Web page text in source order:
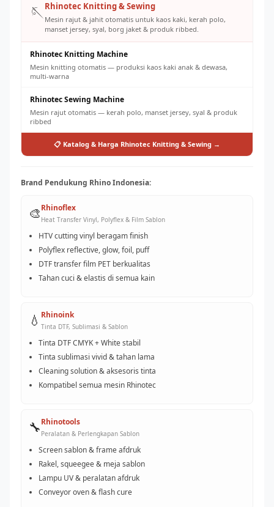
🪡Rhinotec Knitting & Sewing
Mesin rajut & jahit otomatis untuk kaos kaki, kerah polo,
manset jersey, syal, borg jaket & produk ribbed.
Rhinotec Knitting Machine
Mesin knitting otomatis — produksi kaos kaki anak & dewasa,
multi-warna
Rhinotec Sewing Machine
Mesin rajut otomatis — kerah polo, manset jersey, syal & produk
ribbed
📋 Katalog & Harga Rhinotec Knitting & Sewing →
Brand Pendukung Rhino Indonesia:
🎨Rhinoflex
Heat Transfer Vinyl, Polyflex & Film Sablon
HTV cutting vinyl beragam finish
Polyflex reflective, glow, foil, puff
DTF transfer film PET berkualitas
Tahan cuci & elastis di semua kain
💧 Rhinoink
Tinta DTF, Sublimasi & Sablon
Tinta DTF CMYK + White stabil
Tinta sublimasi vivid & tahan lama
Cleaning solution & aksesoris tinta
Kompatibel semua mesin Rhinotec
🔧Rhinotools
Peralatan & Perlengkapan Sablon
Screen sablon & frame afdruk
Rakel, squeegee & meja sablon
Lampu UV & peralatan afdruk
Conveyor oven & flash cure